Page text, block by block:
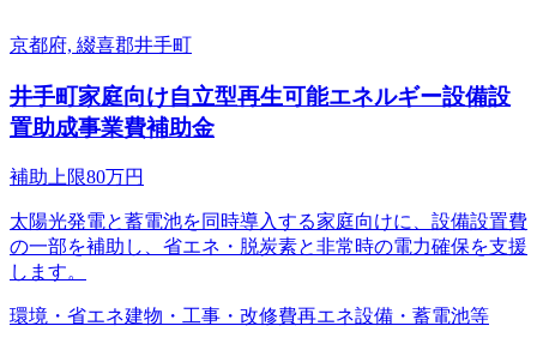
京都府, 綴喜郡井手町
井手町家庭向け自立型再生可能エネルギー設備設
置助成事業費補助金
補助上限80万円
太陽光発電と蓄電池を同時導入する家庭向けに、設備設置費
の一部を補助し、省エネ・脱炭素と非常時の電力確保を支援
します。
環境・省エネ建物・工事・改修費再エネ設備・蓄電池等